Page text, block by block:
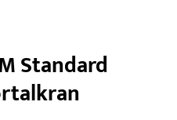
Standard